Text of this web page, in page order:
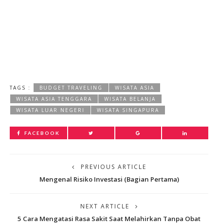
TAGS : BUDGET TRAVELING
WISATA ASIA
WISATA ASIA TENGGARA
WISATA BELANJA
WISATA LUAR NEGERI
WISATA SINGAPURA
FACEBOOK
PREVIOUS ARTICLE
Mengenal Risiko Investasi (Bagian Pertama)
NEXT ARTICLE
5 Cara Mengatasi Rasa Sakit Saat Melahirkan Tanpa Obat